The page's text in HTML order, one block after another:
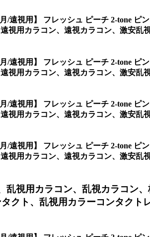
月/遠視用】 フレッシュ ピーチ 2-tone
視用カラコン、遠視カラコン、激安乱
月/遠視用】 フレッシュ ピーチ 2-tone
視用カラコン、遠視カラコン、激安乱
月/遠視用】 フレッシュ ピーチ 2-tone
視用カラコン、遠視カラコン、激安
月/遠視用】 フレッシュ ピーチ 2-tone
用カラコン、遠視カラコン、激安乱
乱視用カラコン、乱視カラコン
ト、乱視用カラーコンタクト